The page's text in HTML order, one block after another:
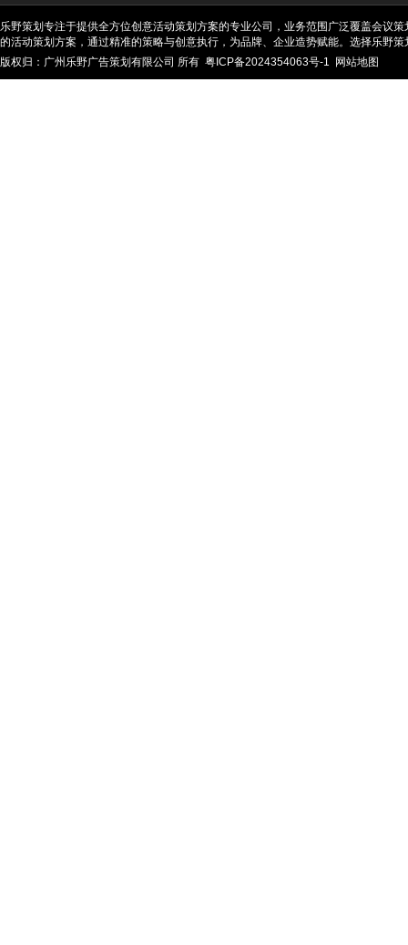
乐野策划专注于提供全方位创意活动策划方案的专业公司，业务范围广泛覆盖会议
的活动策划方案，通过精准的策略与创意执行，为品牌、企业造势赋能。选择乐野
版权归：广州乐野广告策划有限公司 所有 粤ICP备2024354063号-1 网站地图